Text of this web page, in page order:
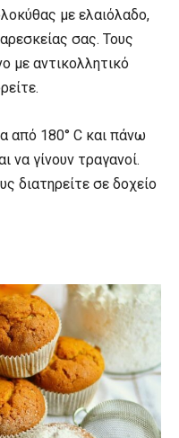
με ελαιόλαδο,
σας. Τους
με αντικολλητικό
από 180° C και πάνω
να γίνουν τραγανοί.
διατηρείτε σε δοχείο